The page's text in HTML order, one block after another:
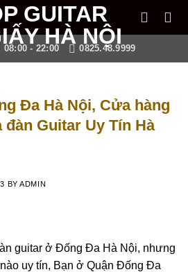
08:00 - 22:00 0825.48.9999
Đa Hà Nội, Cửa hàng
Guitar Uy Tín Hà
BYADMIN
guitar ở Đống Đa Hà Nội, nhưng
uy tín, Bạn ở Quận Đống Đa